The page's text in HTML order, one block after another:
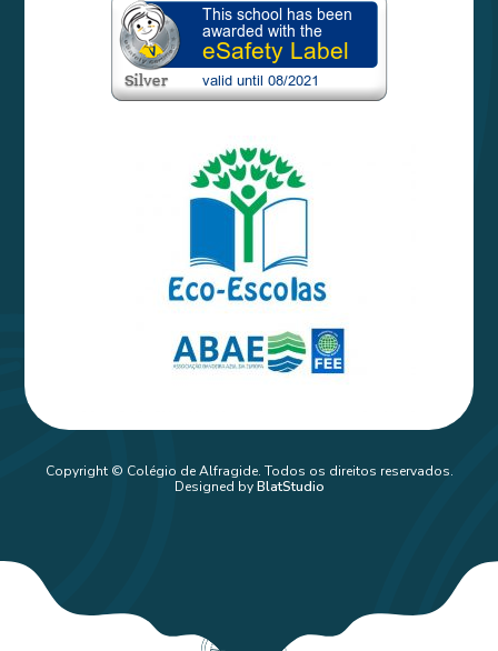
Copyright © Colégio de Alfragide. Todos os direitos reservados.
Designed byBlatStudio